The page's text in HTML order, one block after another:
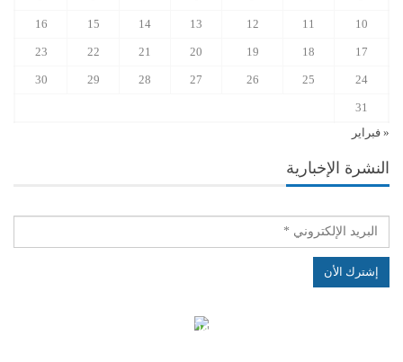
10
11
12
13
14
15
16
17
18
19
20
21
22
23
24
25
26
27
28
29
30
31
« فبراير
النشرة الإخبارية
الهياكل الخاضعة لقانون النفاذ إلى المعلومة